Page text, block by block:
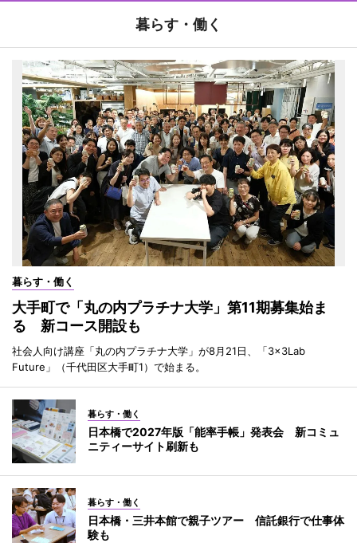
暮らす・働く
暮らす・働く
大手町で「丸の内プラチナ大学」第11期募集始ま
る 新コース開設も
社会人向け講座「丸の内プラチナ大学」が8月21日、「3×3Lab
Future」（千代田区大手町1）で始まる。
暮らす・働く
日本橋で2027年版「能率手帳」発表会 新コミュ
ニティーサイト刷新も
暮らす・働く
日本橋・三井本館で親子ツアー 信託銀行で仕事体
験も